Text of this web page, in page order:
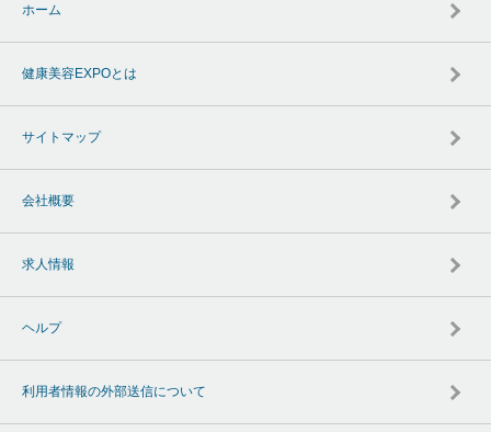
ホーム
健康美容EXPOとは
サイトマップ
会社概要
求人情報
ヘルプ
利用者情報の外部送信について